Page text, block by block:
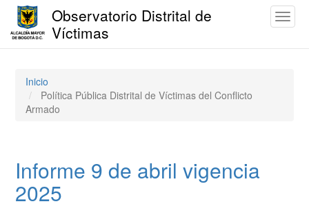
Pasar
contenido
principal
Observatorio Distrital de
Víctimas
Inicio
Política Pública Distrital de Víctimas del Conflicto
Armado
Informe 9 de abril vigencia
2025